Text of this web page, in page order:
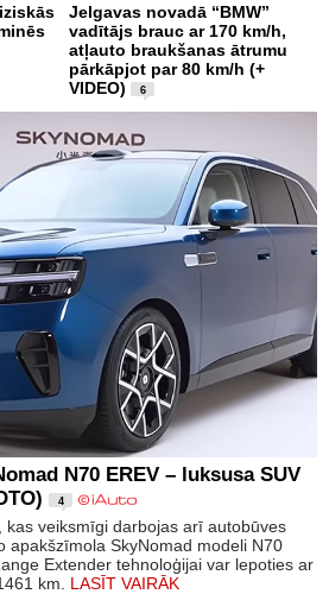
Jelgavas novadā “BMW”
vadītājs brauc ar 170 km/h,
atļauto braukšanas ātrumu
pārkāpjot par 80 km/h (+
VIDEO)
6
N70 EREV – luksusa SUV
4
kas veiksmīgi darbojas arī autobūves
apakšzīmola SkyNomad modeli N70
Extender tehnoloģijai var lepoties ar
km. LASĪT VAIRĀK